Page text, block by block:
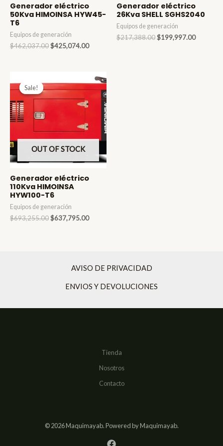
Generador eléctrico
50Kva HIMOINSA HYW45-
T6
Equipos de generación
$462,037.00 Original
$425,074.00Current
Generador eléctrico
26Kva SHELL SGHS2040
Equipos de generación
$217,388.00 Original
$199,997.00Current
Sale!
OUT OF STOCK
Sale!
Generador eléctrico
110Kva HIMOINSA
HYW100-T6
Equipos de generación
$693,255.00Original
$637,795.00Current
AVISO DE PRIVACIDAD
ENVIOS Y DEVOLUCIONES
Tienda
Nosotros
Contacto
© 2026 Maquimayab. Powered by Maquimayab.